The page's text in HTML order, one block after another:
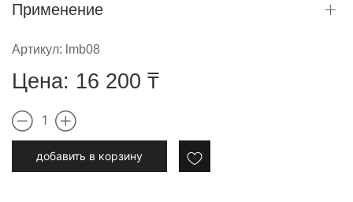
Применение
Артикул: lmb08
Цена: 16 200 ₸
1
добавить в корзину